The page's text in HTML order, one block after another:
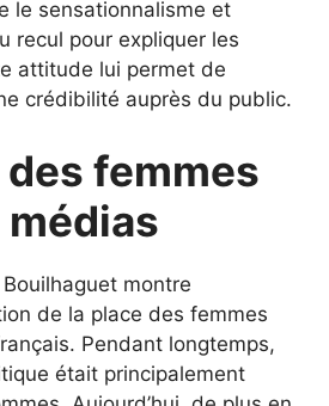
le sensationnalisme et
recul pour expliquer les
attitude lui permet de
crédibilité auprès du public.
des femmes
Bouilhaguet montre
de la place des femmes
Pendant longtemps,
était principalement